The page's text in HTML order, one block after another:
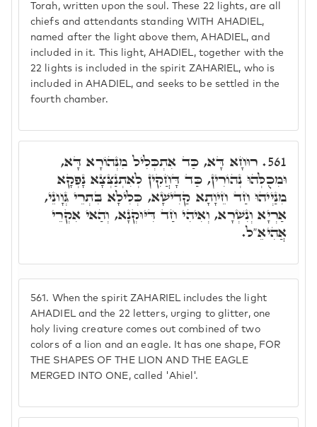
Torah, written upon the soul. These 22 lights, are all
chiefs and attendants standing WITH AHADIEL,
named after the light above them, AHADIEL, and
included in it. This light, AHADIEL, together with the
22 lights is included in the spirit ZAHARIEL, who is
included in AHADIEL, and seeks to be settled in the
fourth chamber.
561. When the spirit ZAHARIEL includes the light
AHADIEL and the 22 letters, urging to glitter, one
holy living creature comes out combined of two
colors of a lion and an eagle. It has one shape, FOR
THE SHAPES OF THE LION AND THE EAGLE
MERGED INTO ONE, called 'Ahiel'.
561. רוּחָא דָּא, כַּד אִתְכְּלִיל מִנְּהוֹרָא דָּא,
וּמִכֻלְּהוּ נְהוֹרִין, כַּד דָּחֲקִין לְאִתְנַצְּצָא נָפְקָא
מִנַּיְיהוּ חַד חֵיוָתָא קַדִישָׁא, כְּלִילָא בִּתְרֵי גְּוָונֵי,
אַרְיָא וְנִשְׁרָא, וְאִיהִי חַד דִּיּוּקְנָא, וְהַאי אִקְרֵי
אֲהִיאֵ"ל.